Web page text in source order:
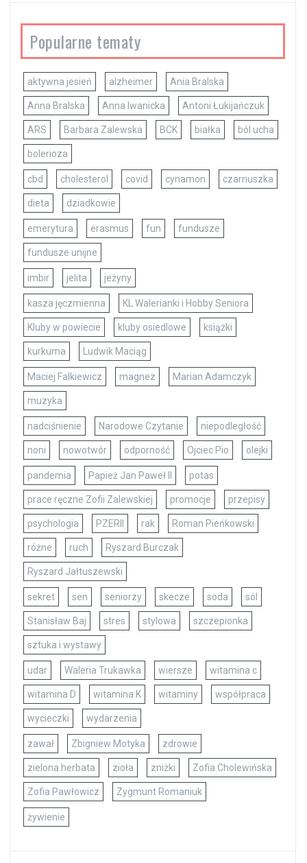
Popularne tematy
aktywna jesień alzheimer Ania Bralska
Anna Bralska Anna Iwanicka Antoni Łukijańczuk
ARS Barbara Zalewska BCK białka ból ucha
bolerioza
cbd cholesterol covid cynamon czarnuszka
dieta dziadkowie
emerytura erasmus fun fundusze
fundusze unijne
imbir jelita jeżyny
kasza jęczmienna KL Walerianki i Hobby Seniora
Kluby w powiecie kluby osiedlowe książki
kurkuma Ludwik Maciąg
Maciej Falkiewicz magnez Marian Adamczyk
muzyka
nadciśnienie Narodowe Czytanie niepodległość
noni nowotwór odporność Ojciec Pio olejki
pandemia Papież Jan Paweł II potas
prace ręczne Zofii Zalewskiej promocje przepisy
psychologia PZERII rak Roman Pieńkowski
różne ruch Ryszard Burczak
Ryszard Jałtuszewski
sekret sen seniorzy skecze soda sól
Stanisław Baj stres stylowa szczepionka
sztuka i wystawy
udar Waleria Trukawka wiersze witamina c
witamina D witamina K witaminy współpraca
wycieczki wydarzenia
zawał Zbigniew Motyka zdrowie
zielona herbata zioła zniżki Zofia Cholewińska
Zofia Pawłowicz Zygmunt Romaniuk
żywienie